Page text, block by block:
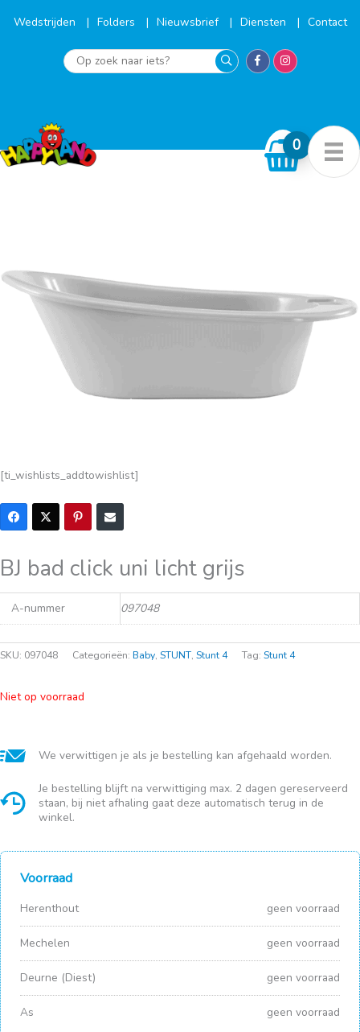
naarWedstrijden Folders Nieuwsbrief Diensten Contact
Op
[ti_wishlists_addtowishlist]
BJ bad click uni licht grijs
A-nummer 097048
SKU: 097048 Categorieën: Baby, STUNT, Stunt 4 Tag: Stunt 4
Niet op voorraad
We verwittigen je als je bestelling kan afgehaald worden.
Je bestelling blijft na verwittiging max. 2 dagen gereserveerd
staan, bij niet afhaling gaat deze automatisch terug in de
winkel.
Voorraad
Herenthout geen voorraad
Mechelen geen voorraad
Deurne (Diest) geen voorraad
As geen voorraad